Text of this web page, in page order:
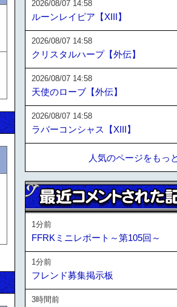
2026/08/07 14:58
ルーンレイピア【XIII】
2026/08/07 14:58
クリスタルハープ【外伝】
2026/08/07 14:58
天使のローブ【外伝】
2026/08/07 14:58
ラバーコンシャス【XIII】
人気のページをもっ
1分前
FFRKミニレポート～第105回～
1分前
フレンド募集掲示板
3時間前